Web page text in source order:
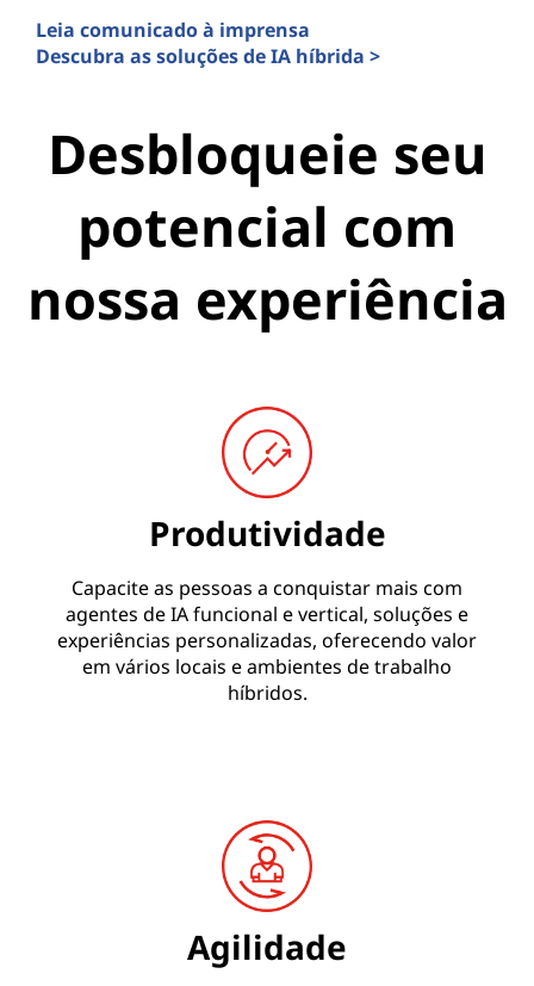
Leia comunicado à imprensa
Descubra as soluções de IA híbrida >
Desbloqueie seu
potencial com
nossa experiência
Produtividade
Capacite as pessoas a conquistar mais com
agentes de IA funcional e vertical, soluções e
experiências personalizadas, oferecendo valor
em vários locais e ambientes de trabalho
híbridos.
Agilidade